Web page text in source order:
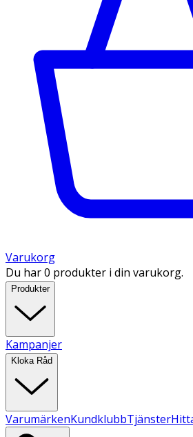
Varukorg
Du har 0 produkter i din varukorg.
Produkter
Kampanjer
Kloka Råd
VarumärkenKundklubbTjänster